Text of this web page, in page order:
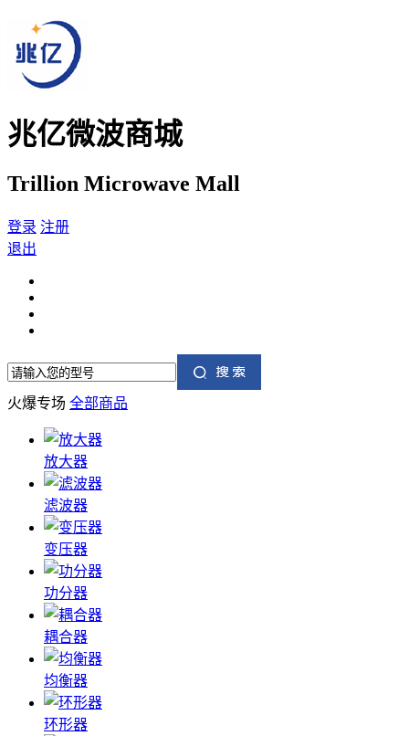
兆亿微波商城
Trillion Microwave Mall
登录 注册
退出
火爆专场 全部商品
放大器
滤波器
变压器
功分器
耦合器
均衡器
环形器